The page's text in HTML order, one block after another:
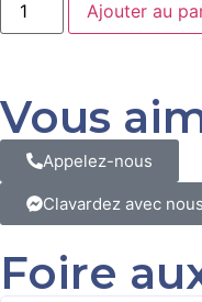
Ajouter au
Vous
Appelez-nous
Clavardez avec nous
Foire